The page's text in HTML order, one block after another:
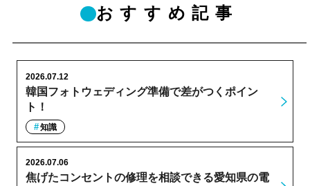
おすすめ記事
韓国フォトウェディング準備で差がつくポイン
ト！
2026.07.12
知識
焦げたコンセントの修理を相談できる愛知県の電
2026.07.06